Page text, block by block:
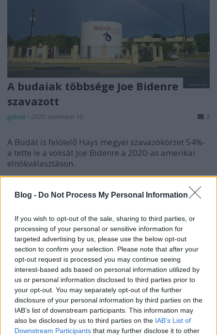
Blog - Do Not Process My Personal Information
If you wish to opt-out of the sale, sharing to third parties, or
processing of your personal or sensitive information for
targeted advertising by us, please use the below opt-out
section to confirm your selection. Please note that after your
opt-out request is processed you may continue seeing
interest-based ads based on personal information utilized by
us or personal information disclosed to third parties prior to
your opt-out. You may separately opt-out of the further
disclosure of your personal information by third parties on the
IAB’s list of downstream participants. This information may
also be disclosed by us to third parties on the IAB’s List of
Downstream Participants that may further disclose it to other
A budaiak többsége Joe Bidenre
szavazott
gybala • 2020. november 10. 2
A Budát is felölelő Hays megyei szavazókörzet 54%-
a tette le a voksát Joe Bidenre a 2020-as amerikai
elnökválasztáson.